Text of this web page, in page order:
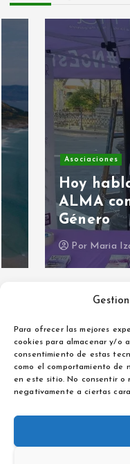
Para ofrecer las mejores
cookies para almacenar y/o
consentimiento de estas
como el comportamiento de
en este sitio. No consentir
negativamente a ciertas
Asociaciones
Hoy
ALMA contra
Género
Por Maria Izquierdo
Aviso legal
Política de privacidad